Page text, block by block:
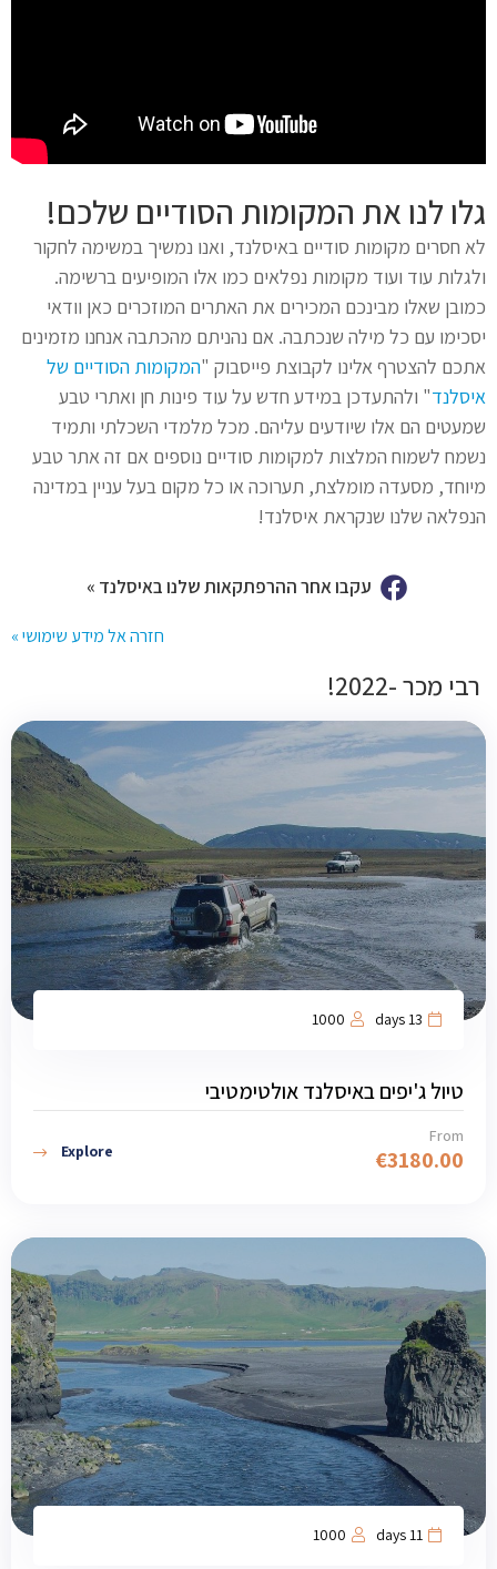
גלו לנו את המקומות הסודיים שלכם!
לא חסרים מקומות סודיים באיסלנד, ואנו נמשיך במשימה לחקור
ולגלות עוד ועוד מקומות נפלאים כמו אלו המופיעים ברשימה.
כמובן שאלו מבינכם המכירים את האתרים המוזכרים כאן וודאי
יסכימו עם כל מילה שנכתבה. אם נהניתם מהכתבה אנחנו מזמינים
אתכם להצטרף אלינו לקבוצת פייסבוק "המקומות הסודיים של
איסלנד" ולהתעדכן במידע חדש על עוד פינות חן ואתרי טבע
שמעטים הם אלו שיודעים עליהם. מכל מלמדי השכלתי ותמיד
נשמח לשמוח המלצות למקומות סודיים נוספים אם זה אתר טבע
מיוחד, מסעדה מומלצת, תערוכה או כל מקום בעל עניין במדינה
הנפלאה שלנו שנקראת איסלנד!
עקבו אחר ההרפתקאות שלנו באיסלנד »
חזרה אל מידע שימושי »
רבי מכר -2022!
13 days
1000
טיול ג'יפים באיסלנד אולטימטיבי
From
€3180.00
Explore
11 days
1000